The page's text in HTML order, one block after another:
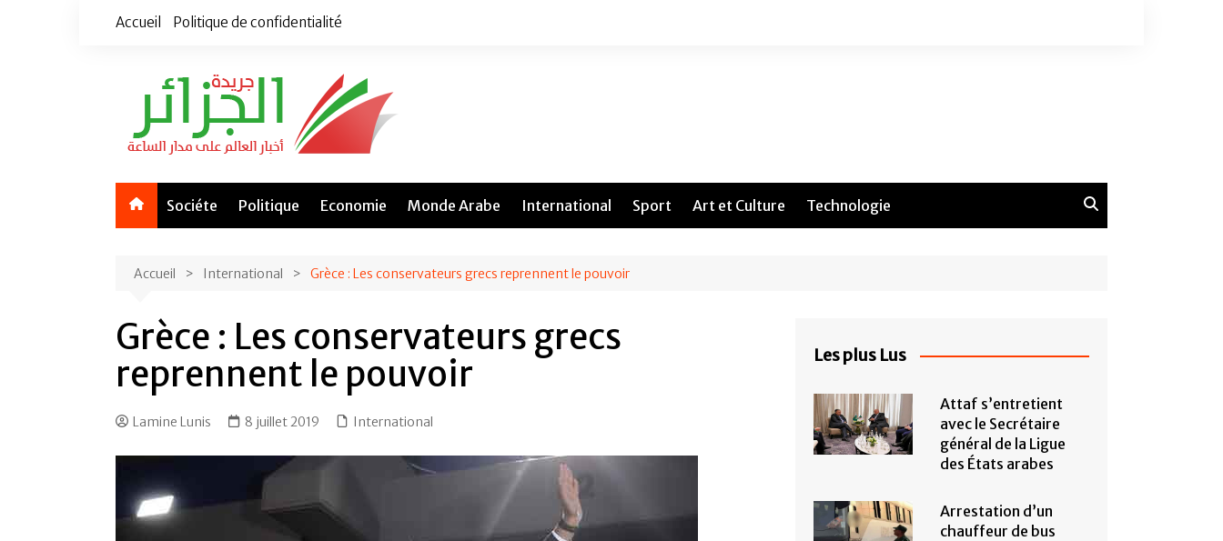
Accueil Politique de confidentialité
Sociéte Politique Economie Monde Arabe International Sport Art et Culture Technologie
Accueil International Grèce : Les conservateurs grecs reprennent le pouvoir
Grèce : Les conservateurs grecs
reprennent le pouvoir
Lamine Lunis 8 juillet 2019 International
Les plus Lus
Attaf s’entretient
avec le Secrétaire
général de la Ligue
des États arabes
Arrestation d’un
chauffeur de bus